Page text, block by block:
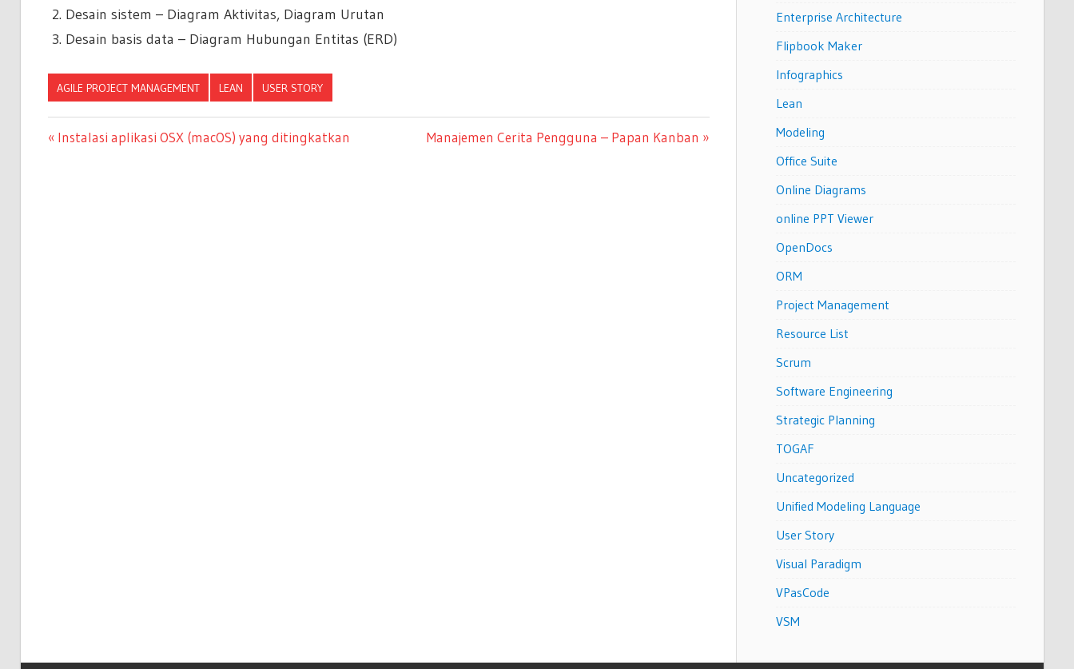
Desain sistem – Diagram Aktivitas, Diagram Urutan
Desain basis data – Diagram Hubungan Entitas (ERD)
AGILE PROJECT MANAGEMENT LEAN USER STORY
Navigasi
Previous
Instalasi aplikasi OSX (macOS) yang ditingkatkan
Next
Manajemen Cerita Pengguna – Papan Kanban
Enterprise Architecture
Flipbook Maker
Infographics
Lean
Modeling
Office Suite
Online Diagrams
online PPT Viewer
OpenDocs
ORM
Project Management
Resource List
Scrum
Software Engineering
Strategic Planning
TOGAF
Uncategorized
Unified Modeling Language
User Story
Visual Paradigm
VPasCode
VSM